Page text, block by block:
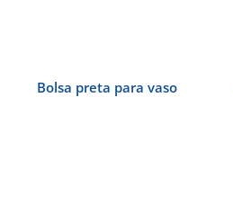
Bolsa preta para vaso